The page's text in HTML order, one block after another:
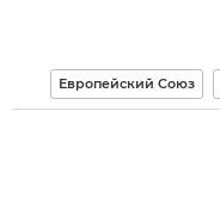
Европейский Союз